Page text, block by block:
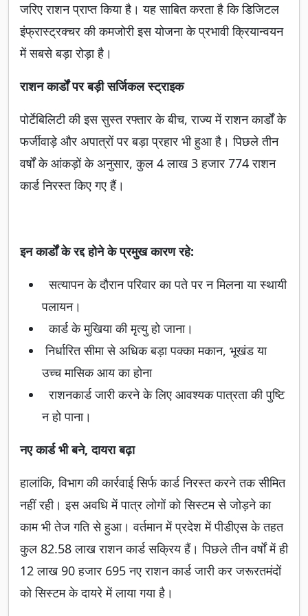
जरिए राशन प्राप्त किया है। यह साबित करता है कि डिजिटल
इंफ्रास्ट्रक्चर की कमजोरी इस योजना के प्रभावी क्रियान्वयन
में सबसे बड़ा रोड़ा है।
राशन कार्डों पर बड़ी सर्जिकल स्ट्राइक
पोर्टेबिलिटी की इस सुस्त रफ्तार के बीच, राज्य में राशन कार्डों के
फर्जीवाड़े और अपात्रों पर बड़ा प्रहार भी हुआ है। पिछले तीन
वर्षों के आंकड़ों के अनुसार, कुल 4 लाख 3 हजार 774 राशन
कार्ड निरस्त किए गए हैं।
इन कार्डों के रद्द होने के प्रमुख कारण रहे:
सत्यापन के दौरान परिवार का पते पर न मिलना या स्थायी
पलायन।
कार्ड के मुखिया की मृत्यु हो जाना।
निर्धारित सीमा से अधिक बड़ा पक्का मकान, भूखंड या
उच्च मासिक आय का होना
राशनकार्ड जारी करने के लिए आवश्यक पात्रता की पुष्टि
न हो पाना।
नए कार्ड भी बने, दायरा बढ़ा
हालांकि, विभाग की कार्रवाई सिर्फ कार्ड निरस्त करने तक सीमित
नहीं रही। इस अवधि में पात्र लोगों को सिस्टम से जोड़ने का
काम भी तेज गति से हुआ। वर्तमान में प्रदेश में पीडीएस के तहत
कुल 82.58 लाख राशन कार्ड सक्रिय हैं। पिछले तीन वर्षों में ही
12 लाख 90 हजार 695 नए राशन कार्ड जारी कर जरूरतमंदों
को सिस्टम के दायरे में लाया गया है।